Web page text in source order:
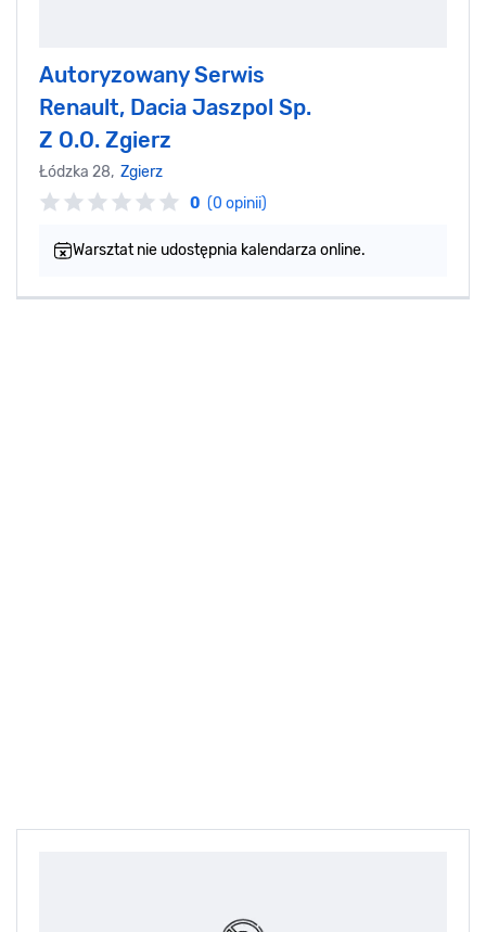
Autoryzowany Serwis
Renault, Dacia Jaszpol Sp.
Z O.O. Zgierz
Łódzka 28, Zgierz
0 (0 opinii)
Warsztat nie udostępnia kalendarza online.